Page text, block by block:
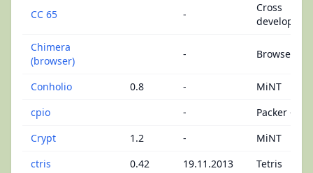
CC 65 -
Cross
Chimera
(browser)
- Browser
Conholio 0.8 -
MiNT
cpio
-
Packer -
Crypt
1.2 -
MiNT
ctris
0.42 19.11.2013
Tetris